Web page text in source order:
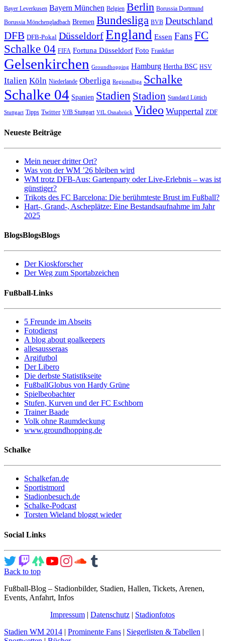
Bayer Leverkusen Bayern München Belgien Berlin Borussia Dortmund
Borussia Mönchengladbach Bremen Bundesliga BVB Deutschland
DFB DFB-Pokal DüsseldorfEngland Essen FansFC
Schalke 04 FIFA Fortuna Düsseldorf Foto Frankfurt
Gelsenkirchen Groundhopping Hamburg Hertha BSC HSV
Italien Köln Niederlande Oberliga Regionalliga Schalke
Schalke 04 Spanien Stadien Stadion Standard Lüttich
Stuttgart Tipps Twitter VfB Stuttgart VfL Osnabrück Video Wuppertal ZDF
Neueste Beiträge
Mein neuer dritter Ort?
Was von der WM ’26 bleiben wird
WM trotz DFB-Aus: Gartenparty oder Live-Erlebnis – was ist
günstiger?
Trikots des FC Barcelona: Die berühmteste Brust im Fußball?
Hart-, Grand-, Ascheplätze: Eine Bestandsaufnahme im Jahr
2025
BlogsBlogsBlogs
Der Kioskforscher
Der Weg zum Sportabzeichen
Fußball-Links
5 Freunde im Abseits
Fotodienst
A blog about goalkeepers
allesausseraas
Argifutbol
Der Libero
Die derbste Statistikseite
FußballGlobus von Hardy Grüne
Spielbeobachter
Stufen, Kurven und der FC Eschborn
Trainer Baade
Volk ohne Raumdeckung
www.groundhopping.de
Schalke
Schalkefan.de
Sportistmord
Stadionbesuch.de
Schalke-Podcast
Torsten Wieland bloggt wieder
Social Links
Back to top
Fußball-Blog – Stadionbilder, Stadien, Hallen, Tickets, Arenen,
Events, Anfahrt, Infos
Impressum | Datenschutz | Stadionfotos
Stadien WM 2014 | Prominente Fans | Siegerlisten & Tabellen |